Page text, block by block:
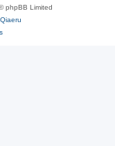
phpBB Limited
Qiaeru